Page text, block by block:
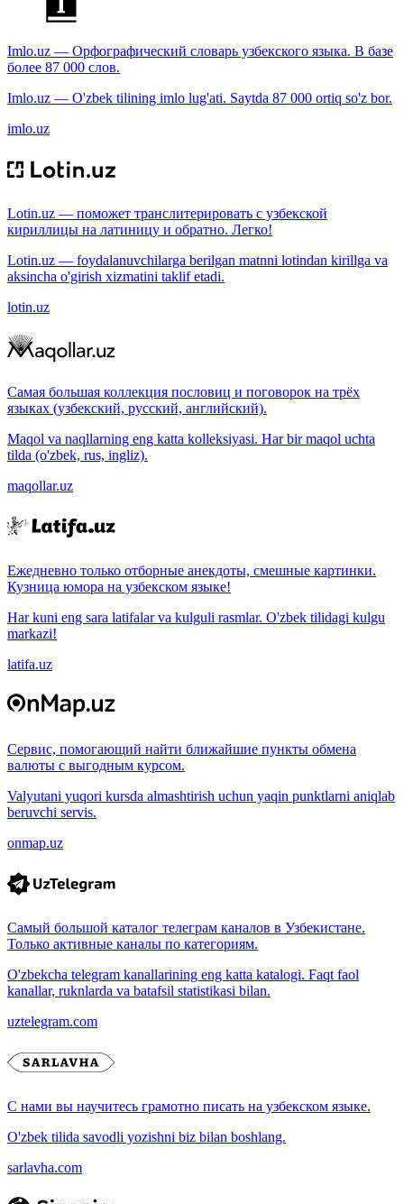
Imlo.uz — Орфографический словарь узбекского языка. В базе
более 87 000 слов.
Imlo.uz — O'zbek tilining imlo lug'ati. Saytda 87 000 ortiq so'z bor.
imlo.uz
Lotin.uz — поможет транслитерировать с узбекской
кириллицы на латиницу и обратно. Легко!
Lotin.uz — foydalanuvchilarga berilgan matnni lotindan kirillga va
aksincha o'girish xizmatini taklif etadi.
lotin.uz
Самая большая коллекция пословиц и поговорок на трёх
языках (узбекский, русский, английский).
Maqol va naqllarning eng katta kolleksiyasi. Har bir maqol uchta
tilda (o'zbek, rus, ingliz).
maqollar.uz
Ежедневно только отборные анекдоты, смешные картинки.
Кузница юмора на узбекском языке!
Har kuni eng sara latifalar va kulguli rasmlar. O'zbek tilidagi kulgu
markazi!
latifa.uz
Сервис, помогающий найти ближайшие пункты обмена
валюты с выгодным курсом.
Valyutani yuqori kursda almashtirish uchun yaqin punktlarni aniqlab
beruvchi servis.
onmap.uz
Самый большой каталог телеграм каналов в Узбекистане.
Только активные каналы по категориям.
O'zbekcha telegram kanallarining eng katta katalogi. Faqt faol
kanallar, ruknlarda va batafsil statistikasi bilan.
uztelegram.com
С нами вы научитесь грамотно писать на узбекском языке.
O'zbek tilida savodli yozishni biz bilan boshlang.
sarlavha.com